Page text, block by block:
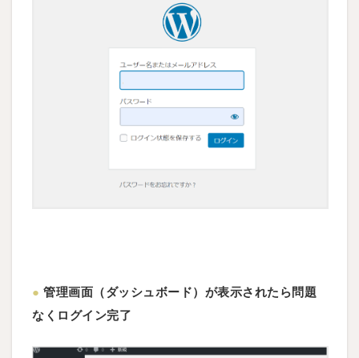
● 管理画面（ダッシュボード）が表示されたら問題
なくログイン完了